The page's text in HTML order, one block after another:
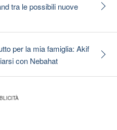
tra le possibili nuove
per la mia famiglia: Akif
con Nebahat